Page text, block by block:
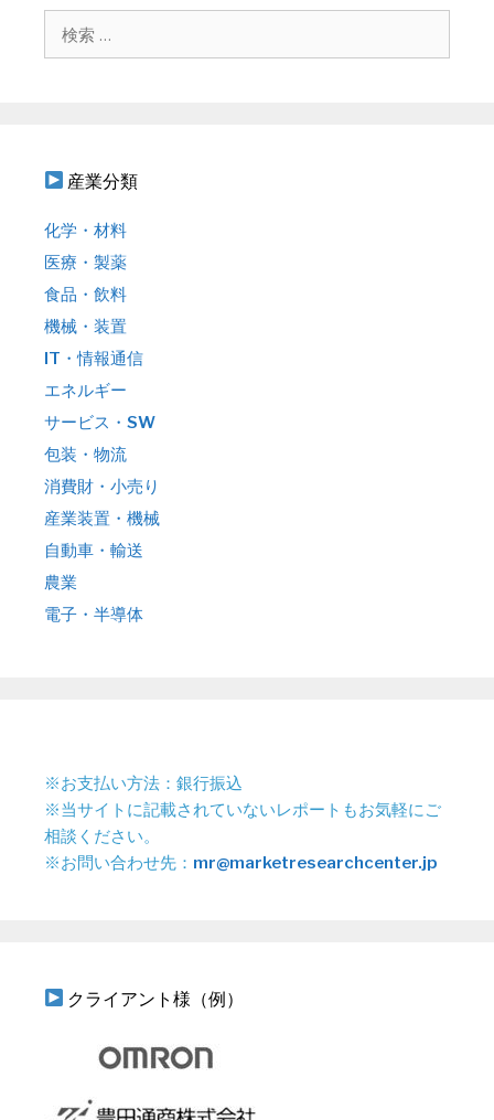
産業分類
化学・材料
医療・製薬
食品・飲料
機械・装置
IT・情報通信
エネルギー
サービス・SW
包装・物流
消費財・小売り
産業装置・機械
自動車・輸送
農業
電子・半導体
※お支払い方法：銀行振込
※当サイトに記載されていないレポートもお気軽にご
相談ください。
※お問い合わせ先： mr@marketresearchcenter.jp
クライアント様（例）